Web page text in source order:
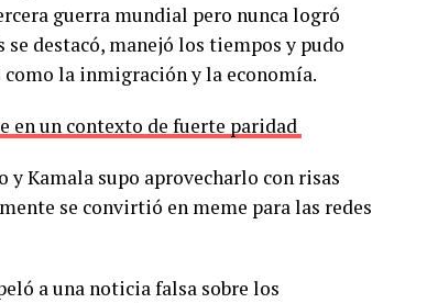
guerra mundial pero nunca logró
destacó, manejó los tiempos y pudo
la inmigración y la economía.
en un contexto de fuerte paridad
Kamala supo aprovecharlo con risas
se convirtió en meme para las redes
a una noticia falsa sobre los